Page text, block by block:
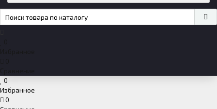
0
Избранное
0